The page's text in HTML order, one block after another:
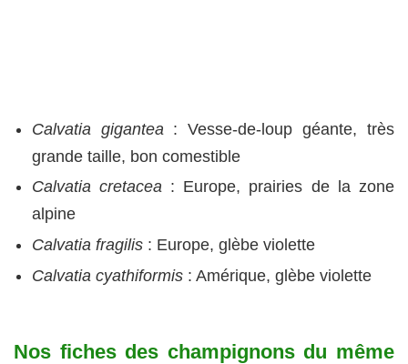
Calvatia gigantea : Vesse-de-loup géante, très
grande taille, bon comestible
Calvatia cretacea : Europe, prairies de la zone
alpine
Calvatia fragilis : Europe, glèbe violette
Calvatia cyathiformis : Amérique, glèbe violette
Nos fiches des champignons du même